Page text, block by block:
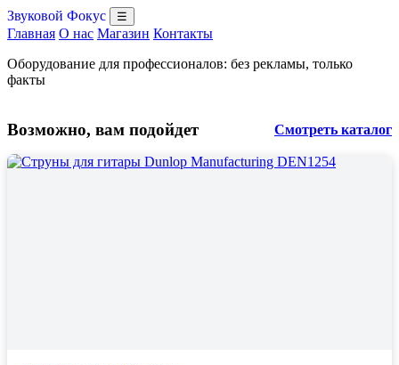
Звуковой Фокус ☰
Главная О нас Магазин Контакты
Оборудование для профессионалов: без рекламы, только
факты
Возможно, вам подойдет Смотреть каталог